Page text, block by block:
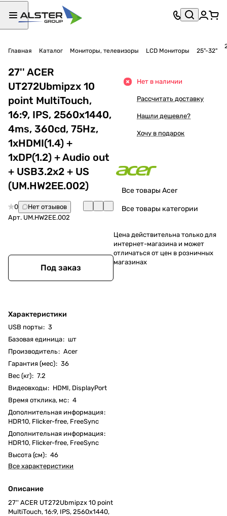
Главная Каталог Мониторы, телевизоры LCD Мониторы 25"-32"
27'' ACER
UT272Ubmipzx 10
point MultiTouch,
16:9, IPS, 2560x1440,
4ms, 360cd, 75Hz,
1xHDMI(1.4) +
1xDP(1.2) + Audio out
+ USB3.2x2 + US
(UM.HW2EE.002)
0
Нет отзывов
Арт. UM.HW2EE.002
Под заказ
Характеристики
USB порты: 3
Базовая единица: шт
Производитель: Acer
Гарантия (мес): 36
Вес (кг): 7.2
Видеовходы: HDMI, DisplayPort
Время отклика, мс: 4
Дополнительная информация:
HDR10, Flicker-free, FreeSync
Дополнительная информация:
HDR10, Flicker-free, FreeSync
Высота (см): 46
Все характеристики
Описание
27'' ACER UT272Ubmipzx 10 point
MultiTouch, 16:9, IPS, 2560x1440,
Нет в наличии
Рассчитать доставку
Нашли дешевле?
Хочу в подарок
Все товары Acer
Все товары категории
Цена действительна только для
интернет-магазина и может
отличаться от цен в розничных
магазинах